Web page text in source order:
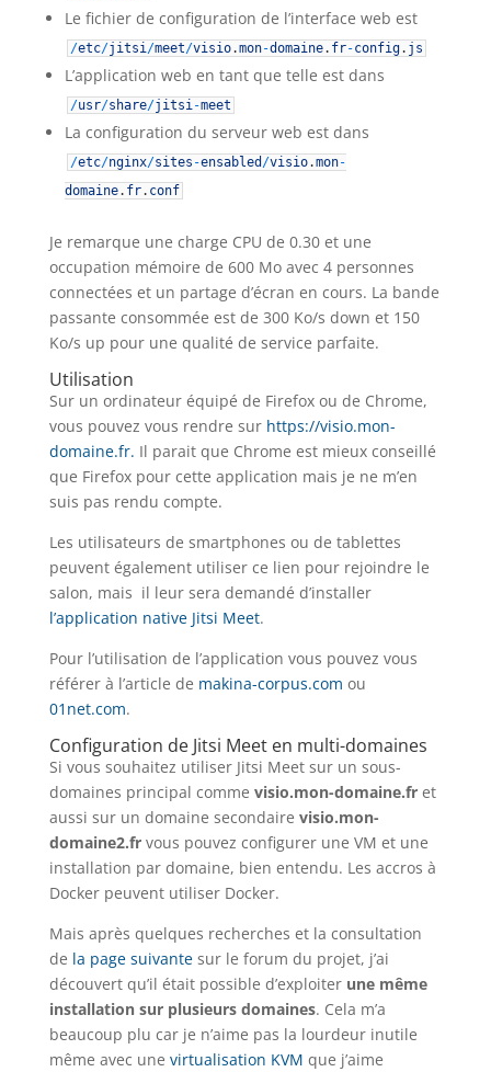
Le fichier de configuration de l’interface web est
/etc/jitsi/meet/visio.mon-domaine. fr-config. js
L’application web en tant que telle est dans
/usr/share/jitsi-meet
La configuration du serveur web est dans
/etc/nginx/sites -ensabled /visio.mon-
domaine. fr. conf
Je remarque une charge CPU de 0.30 et une
occupation mémoire de 600 Mo avec 4 personnes
connectées et un partage d’écran en cours. La bande
passante consommée est de 300 Ko/s down et 150
Ko/s up pour une qualité de service parfaite.
Utilisation
Sur un ordinateur équipé de Firefox ou de Chrome,
vous pouvez vous rendre sur https://visio.mon-
domaine.fr. Il parait que Chrome est mieux conseillé
que Firefox pour cette application mais je ne m’en
suis pas rendu compte.
Les utilisateurs de smartphones ou de tablettes
peuvent également utiliser ce lien pour rejoindre le
salon, mais il leur sera demandé d’installer
l’application native Jitsi Meet.
Pour l’utilisation de l’application vous pouvez vous
référer à l’article de makina-corpus.com ou
01net.com.
Configuration de Jitsi Meet en multi-domaines
Si vous souhaitez utiliser Jitsi Meet sur un sous-
domaines principal comme visio.mon-domaine.fret
aussi sur un domaine secondaire visio.mon-
domaine2.frvous pouvez configurer une VM et une
installation par domaine, bien entendu. Les accros à
Docker peuvent utiliser Docker.
Mais après quelques recherches et la consultation
de la page suivantesur le forum du projet, j’ai
découvert qu’il était possible d’exploiter une même
installation sur plusieurs domaines. Cela m’a
beaucoup plu car je n’aime pas la lourdeur inutile
même avec une virtualisation KVM que j’aime